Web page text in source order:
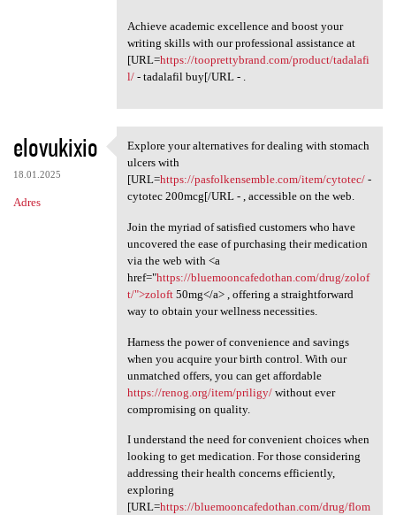
Achieve academic excellence and boost your
writing skills with our professional assistance at
[URL=https://tooprettybrand.com/product/tadalafi
l/- tadalafil buy[/URL - .
elovukixio
18.01.2025
Adres
Explore your alternatives for
Explore your alternatives for dealing with stomach
ulcers with
[URL=https://pasfolkensemble.com/item/cytotec/-
cytotec 200mcg[/URL - , accessible on the web.
Join the myriad of satisfied customers who have
uncovered the ease of purchasing their medication
via the web with <a
href="https://bluemooncafedothan.com/drug/zolof
t/">zoloft50mg</a> , offering a straightforward
way to obtain your wellness necessities.
Harness the power of convenience and savings
when you acquire your birth control. With our
unmatched offers, you can get affordable
https://renog.org/item/priligy/without ever
compromising on quality.
I understand the need for convenient choices when
looking to get medication. For those considering
addressing their health concerns efficiently,
exploring
[URL=https://bluemooncafedothan.com/drug/flom